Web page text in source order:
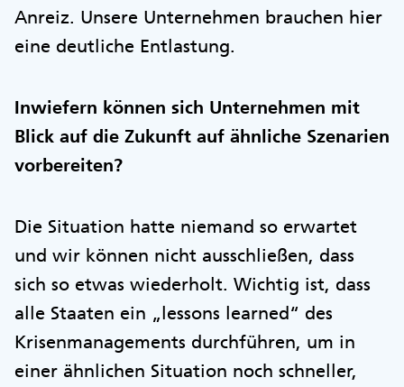
Anreiz. Unsere Unternehmen brauchen hier
eine deutliche Entlastung.
Inwiefern können sich Unternehmen mit
Blick auf die Zukunft auf ähnliche Szenarien
vorbereiten?
Die Situation hatte niemand so erwartet
und wir können nicht ausschließen, dass
sich so etwas wiederholt. Wichtig ist, dass
alle Staaten ein „lessons learned“ des
Krisenmanagements durchführen, um in
einer ähnlichen Situation noch schneller,